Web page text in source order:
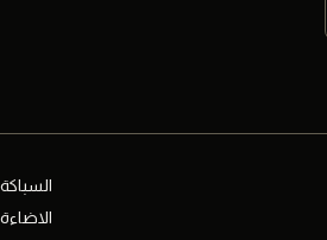
السباكة
الاضاءة